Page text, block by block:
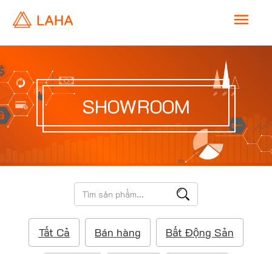
M
a
i
n
n
SHOWROOM
T
ì
m
i
Tất Cả Bán hàng Bất Động Sản